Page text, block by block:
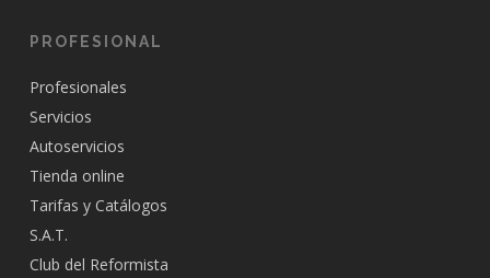
PROFESIONAL
Profesionales
Servicios
Autoservicios
Tienda online
Tarifas y Catálogos
S.A.T.
Club del Reformista